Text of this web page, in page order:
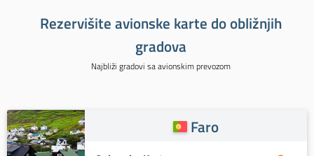
Rezervišite avionske karte do obližnjih
gradova
Najbliži gradovi sa avionskim prevozom
Faro